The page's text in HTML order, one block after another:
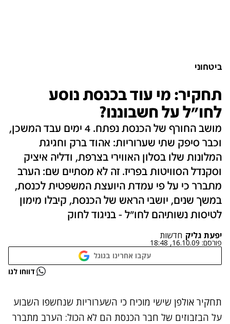
ביטחוני
תחקיר: מי עוד בכנסת נוסע
לחו"ל על חשבוננו?
מושב החורף של הכנסת נפתח. 4 ימים עבד המשכן,
וכבר סיפק שתי שערוריות: אהוד ברק וחגיגת
המלונות שלו בסלון האווירי בצרפת, ודליה איציק
וסקנדל הסוויטות בפריז. זה לא מסתיים שם: הערב
מתברר כי על פי עמדת היועצת המשפטית לכנסת,
במשך שנים, יושבי הראש של הכנסת, קיבלו מימון
לטיסות נשותיהם לחו"ל - בניגוד לחוק
יפעת גליק חדשות
פורסם: 16.10.09, 18:48
עקבו אחרינו בגוגל
נתקלנו בבעיה דווחו לנו
תחקיר אולפן שישי מוכיח כי השערוריות שנחשפו השבוע
על הבזבוזים של חבר הכנסת הם לא הכול: הערב מתברר